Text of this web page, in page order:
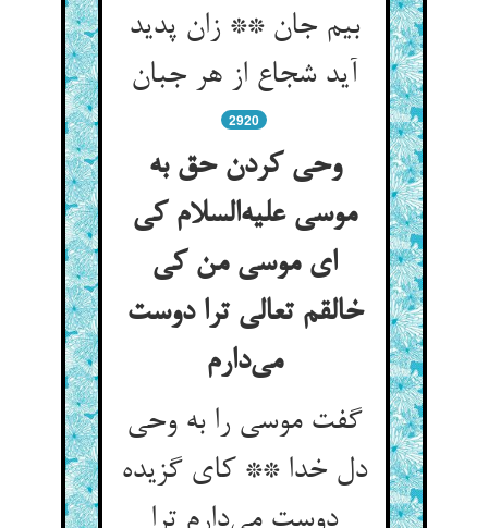
بیم جان ** زان پدید
آید شجاع از هر جبان
2920
وحی کردن حق به
موسی علیه‌السلام کی
ای موسی من کی
خالقم تعالی ترا دوست
می‌دارم
گفت موسی را به وحی
دل خدا ** کای گزیده
دوست می‌دارم ترا